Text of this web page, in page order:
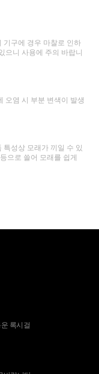
기구에 경우 마찰로 인하
으니 사용에 주의 바랍니
오염 시 부분 변색이 발생
특성상 모래가 끼일 수 있
으로 쓸어 모래를 쉽게
록시걸